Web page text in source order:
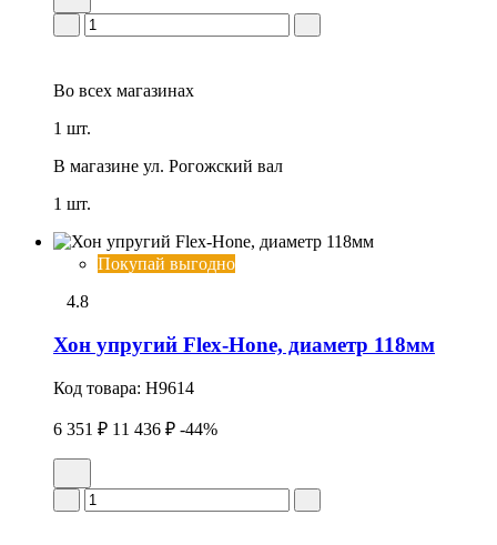
Во всех магазинах
1 шт.
В магазине ул. Рогожский вал
1 шт.
Покупай выгодно
4.8
Хон упpугий Flex-Hone, диаметр 118мм
Код товара: H9614
6 351 ₽ 11 436 ₽ -44%